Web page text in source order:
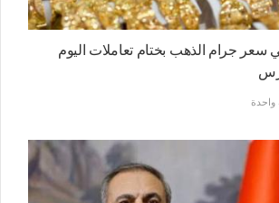
في سعر جرام الذهب بختام تعاملات اليوم
واحدة